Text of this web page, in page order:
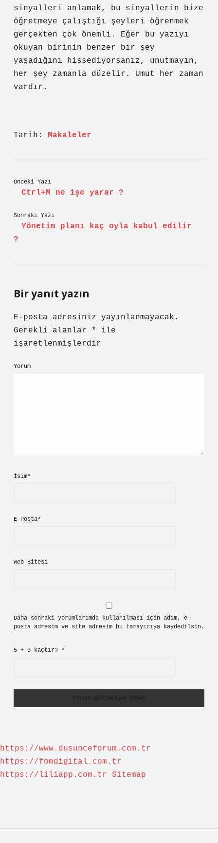
sinyalleri anlamak, bu sinyallerin bize
öğretmeye çalıştığı şeyleri öğrenmek
gerçekten çok önemli. Eğer bu yazıyı
okuyan birinin benzer bir şey
yaşadığını hissediyorsanız, unutmayın,
her şey zamanla düzelir. Umut her zaman
vardır.
Tarih: Makaleler
Önceki Yazı
Ctrl+M ne işe yarar ?
Sonraki Yazı
Yönetim planı kaç oyla kabul edilir
?
Bir yanıt yazın
E-posta adresiniz yayınlanmayacak.
Gerekli alanlar
*
ile
işaretlenmişlerdir
Yorum
İsim*
E-Posta*
Web Sitesi
Daha sonraki yorumlarımda kullanılması için adım, e-
posta adresim ve site adresim bu tarayıcıya kaydedilsin.
5 + 3 kaçtır? *
https://www.dusunceforum.com.tr
https://fomdigital.com.tr
https://liliapp.com.tr
Sitemap